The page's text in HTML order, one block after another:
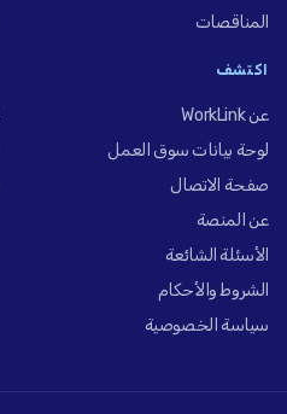
المناقصات
اكتشف
عن WorkLink
لوحة بيانات سوق العمل
صفحة الاتصال
عن المنصة
الأسئلة الشائعة
الشروط والأحكام
سياسة الخصوصية